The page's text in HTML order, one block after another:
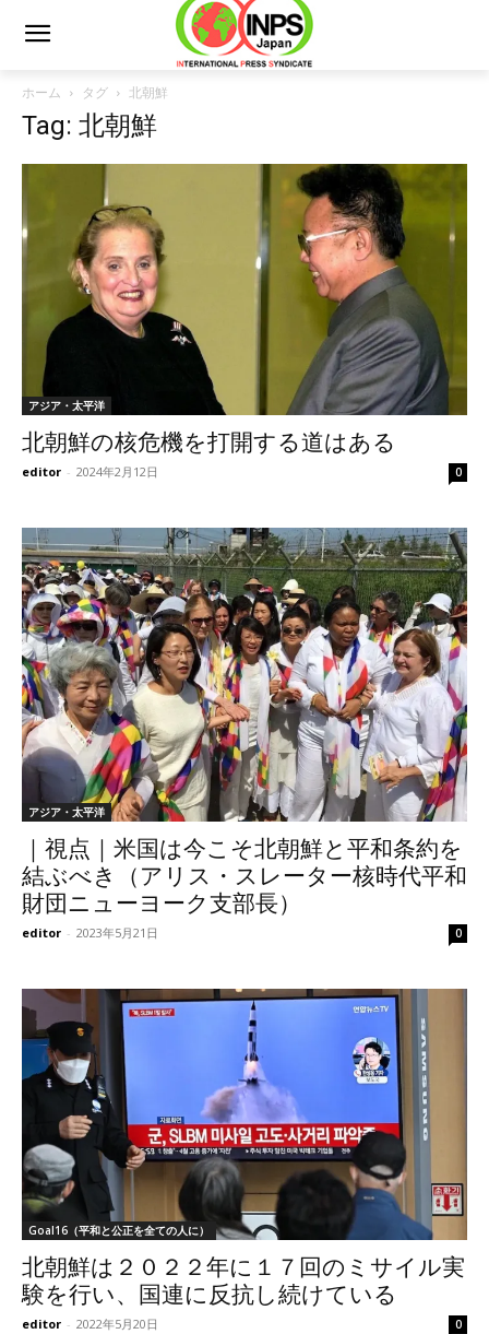
ホーム タグ 北朝鮮
Tag: 北朝鮮
アジア・太平洋
北朝鮮の核危機を打開する道はある
editor - 2024年2月12日 0
アジア・太平洋
｜視点｜米国は今こそ北朝鮮と平和条約を
結ぶべき（アリス・スレーター核時代平和
財団ニューヨーク支部長）
editor - 2023年5月21日 0
Goal16（平和と公正を全ての人に）
北朝鮮は２０２２年に１７回のミサイル実
験を行い、国連に反抗し続けている
editor - 2022年5月20日 0